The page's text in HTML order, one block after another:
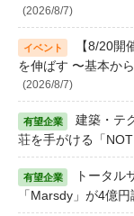
(2026/8/7)
【8/20
を伸ばす 〜基本か
(2026/8/7)
建築・テ
荘を手がける「
トータル
「Marsdy」が4億円